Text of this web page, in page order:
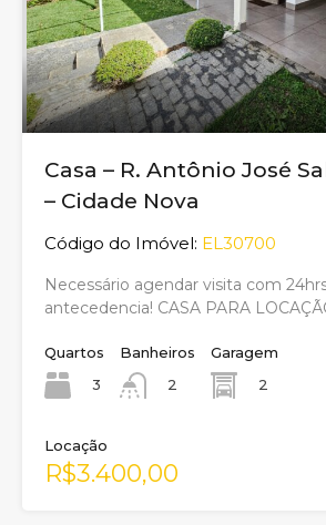
Casa – R. Antônio José
– Cidade Nova
Código do Imóvel: EL30700
Necessário agendar visita com
antecedencia! CASA PARA
Quartos
3
Banheiros
2
Garagem
2
Locação
R$3.400,00